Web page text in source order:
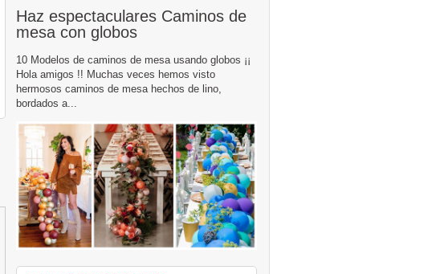
Haz espectaculares Caminos de
mesa con globos
10 Modelos de caminos de mesa usando globos ¡¡
Hola amigos !! Muchas veces hemos visto
hermosos caminos de mesa hechos de lino,
bordados a...